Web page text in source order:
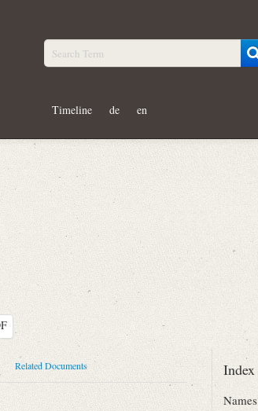
Timeline de en
Related Documents Index
Names